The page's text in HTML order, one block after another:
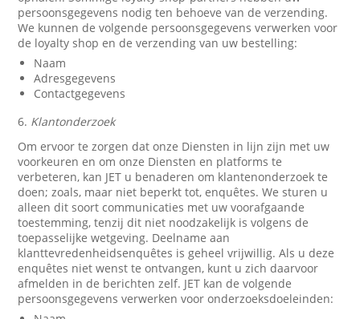
persoonsgegevens nodig ten behoeve van de verzending.
We kunnen de volgende persoonsgegevens verwerken voor
de loyalty shop en de verzending van uw bestelling:
Naam
Adresgegevens
Contactgegevens
6. Klantonderzoek
Om ervoor te zorgen dat onze Diensten in lijn zijn met uw
voorkeuren en om onze Diensten en platforms te
verbeteren, kan JET u benaderen om klantenonderzoek te
doen; zoals, maar niet beperkt tot, enquêtes. We sturen u
alleen dit soort communicaties met uw voorafgaande
toestemming, tenzij dit niet noodzakelijk is volgens de
toepasselijke wetgeving. Deelname aan
klanttevredenheidsenquêtes is geheel vrijwillig. Als u deze
enquêtes niet wenst te ontvangen, kunt u zich daarvoor
afmelden in de berichten zelf. JET kan de volgende
persoonsgegevens verwerken voor onderzoeksdoeleinden: